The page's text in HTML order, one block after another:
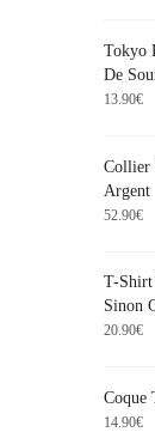
Tokyo
De
13.90€
Collier
Argent
52.90€
T-
Sinon
20.90€
Coque
14.90€